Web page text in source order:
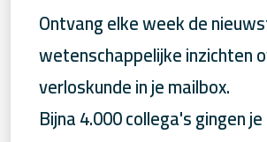
Ontvang elke week de
wetenschappelijke inzichten
verloskunde in je mailbox.
Bijna 4.000 collega's gingen